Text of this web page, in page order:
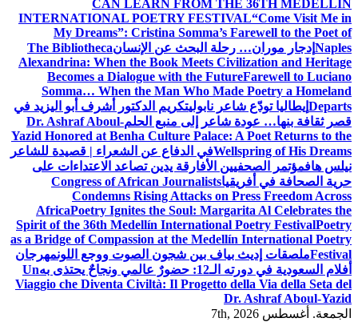
CAN LEARN FROM THE 36TH MEDELLÍN
INTERNATIONAL POETRY FESTIVAL“Come Visit Me in
My Dreams”: Cristina Somma’s Farewell to the Poet of
Naples إدجار موران… رحلة البحث عن الإنسانThe Bibliotheca
Alexandrina: When the Book Meets Civilization and Heritage
Becomes a Dialogue with the FutureFarewell to Luciano
Somma… When the Man Who Made Poetry a Homeland
Departs إيطاليا تودّع شاعر نابوليتكريم الدكتور أشرف أبو اليزيد في
قصر ثقافة بنها… عودة شاعر إلى منبع الحلمDr. Ashraf Aboul-
Yazid Honored at Benha Culture Palace: A Poet Returns to the
Wellspring of His Dreamsفي الدفاع عن الشعراء | قصيدة للشاعر
نيلس هافمؤتمر الصحفيين الأفارقة يدين تصاعد الاعتداءات على
حرية الصحافة في أفريقياCongress of African Journalists
Condemns Rising Attacks on Press Freedom Across
AfricaPoetry Ignites the Soul: Margarita Al Celebrates the
Spirit of the 36th Medellín International Poetry FestivalPoetry
as a Bridge of Compassion at the Medellín International Poetry
Festivalملصقات إديث بياف بين شجون الصوت ووجع اللونمهرجان
أفلام السعودية في دورته الـ12: حضورٌ عالمي ونجاحٌ يحتذى به
Un
Viaggio che Diventa Civiltà: Il Progetto della Via della Seta del
Dr. Ashraf Aboul-Yazid
الجمعة. أغسطس 7th, 2026